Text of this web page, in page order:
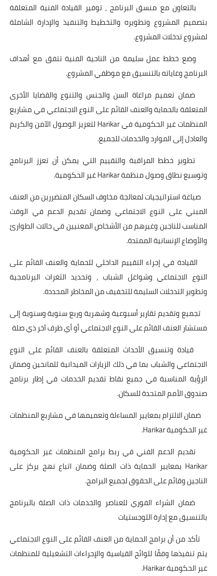
بالتعاون مع منسق البرنامج ، توفير القيادة الفنية المتعلقة
بتصميم المشروع وتطويره والتخطيط والتنفيذ والإدارة الشاملة
لمشروع تدخلات المشروع.
وضع خطط عمل سليمة من الناحية الفنية تتفق مع أهداف
البرنامج وغاياته بالتنسيق مع موظفي المشروع.
ضمان تعميم مراعاة السن والجنس والتنوع والقضايا الأخرى
المتعلقة بالحماية والعنف القائم على النوع الاجتماعي في مشاريع
المنظمات غير الحكومية في Harikar لتعزيز الوصول الآمن والكريم
والعادل إلى الموارد والخدمات للجميع.
تطوير خطط المراقبة والتقييم التي يمكن أن تعزز البرنامج
وتوسيع نطاق وصول منظمة Harikar غير الحكومية.
صياغة استراتيجيات لمعالجة مخاوف السكان المتضررين من العنف
المبني على النوع الاجتماعي وضمان تقديم الدعم في الوقت
المناسب للناجين وغيرهم من الأشخاص المعنيين في حالات الطوارئ
والأوضاع الإنسانية الممتدة.
القيادة في إجراء التقييم الداخلي للحماية والعنف القائم على
النوع الاجتماعي وشواغل الشباب ، وتحديد الثغرات البرنامجية
وتطوير التدخلات السليمة للتخفيف من المخاطر المحددة.
تجميع وتقديم تقارير أسبوعية وشهرية وربع سنوية وسنوية إلى
مستشار العنف القائم على النوع الاجتماعي أو أي طرف آخر ذي صلة
قيادة وتنسيق الأحداث المتعلقة بالعنف القائم على النوع
الاجتماعي والشباب بما في ذلك الزيارات الميدانية للمانحين وضمان
الرؤية المناسبة في جميع نقاط تقديم الخدمات في إطار برنامج
صندوق الأمم المتحدة للسكان.
ضمان الالتزام بمعايير المساءلة وتعميمها في مشاريع المنظمات
غير الحكومية Harikar.
تقديم الدعم الفني في ربط برامج المنظمات غير الحكومية
Harikar بمعايير الحماية ذات الصلة وضمان اتباع نهج يركز على
الناجين وقائم على الحقوق لجميع البرامج.
ضمان الشراء الفوري للعناصر والخدمات ذات الصلة بالبرنامج
بالتنسيق مع إدارة اللوجستيات
تأكد من أن برامج الحماية من العنف القائم على النوع الاجتماعي
يتم تنفيذها وفقًا للوائح القياسية والإجراءات التشغيلية للمنظمات
غير الحكومية Harikar.